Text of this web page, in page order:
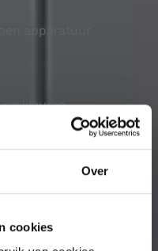
Over
cookies
apparatuur
en kleuren